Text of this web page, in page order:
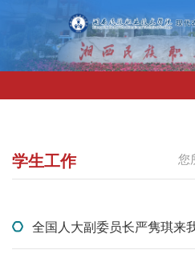
您
学生工作
全国人大副委员长严隽琪来